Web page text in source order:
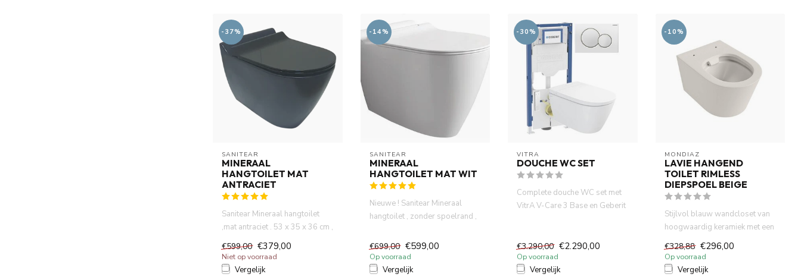
-37%
SANITEAR
MINERAAL
HANGTOILET MAT
ANTRACIET
Sanitear Mineraal hangtoilet
,mat antraciet . 53 x 35 x 36 cm ,
2,5 lt/ 4, 5 lt ...
€599,00 €379,00
Niet op voorraad
Vergelijk
-14%
SANITEAR
MINERAAL
HANGTOILET MAT WIT
Nieuwe ! Sanitear Mineraal
hangtoilet , zonder spoelrand ,
€699,00 €599,00
Op voorraad
Vergelijk
-30%
VITRA
DOUCHE WC SET
Complete douche WC set met
VitrA V-Care 3 Base en Geberit
€3.290,00 €2.290,00
Op voorraad
Vergelijk
-10%
MONDIAZ
LAVIE HANGEND
TOILET RIMLESS
DIEPSPOEL BEIGE
Stijlvol blauw wandcloset van
hoogwaardig keramiek met een
randloos (rimless) on...
€328,88 €296,00
Op voorraad
Vergelijk